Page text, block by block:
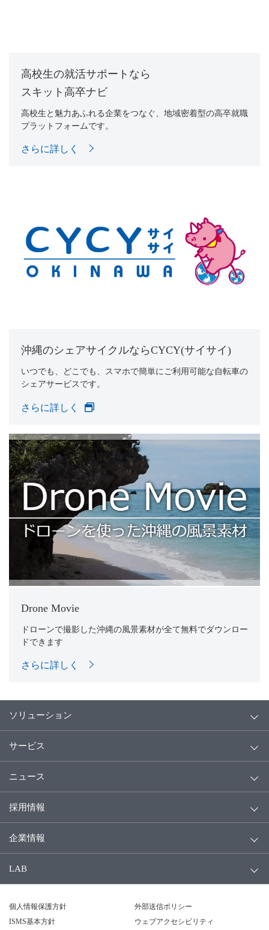
高校生の就活サポートなら
スキット高卒ナビ
高校生と魅力あふれる企業をつなぐ、地域密着型の高卒就職
プラットフォームです。
さらに詳しく
沖縄のシェアサイクルならCYCY(サイサイ)
いつでも、どこでも、スマホで簡単に ご利用可能な自転車の
シェアサービスです。
さらに詳しく
Drone Movie
ドローンで撮影した沖縄の風景素材が全て無料でダウンロー
ドできます
さらに詳しく
ソリューション
サービス
ニュース
採用情報
企業情報
LAB
個人情報保護方針
外部送信ポリシー
ISMS基本方針
ウェブアクセシビリティ